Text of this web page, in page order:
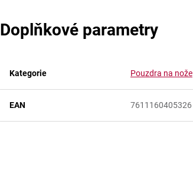
Doplňkové parametry
Kategorie Pouzdra na nože
EAN 7611160405326